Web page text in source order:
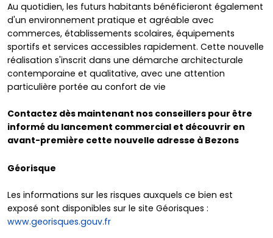
Au quotidien, les futurs habitants bénéficieront également
d'un environnement pratique et agréable avec
commerces, établissements scolaires, équipements
sportifs et services accessibles rapidement. Cette nouvelle
réalisation s'inscrit dans une démarche architecturale
contemporaine et qualitative, avec une attention
particulière portée au confort de vie
Contactez dès maintenant nos conseillers pour être
informé du lancement commercial et découvrir en
avant-première cette nouvelle adresse à Bezons
Géorisque
Les informations sur les risques auxquels ce bien est
exposé sont disponibles sur le site Géorisques :
www.georisques.gouv.fr